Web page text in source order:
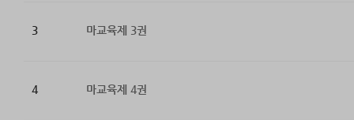
3 마교육제 3권
4 마교육제 4권